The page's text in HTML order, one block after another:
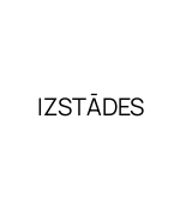
IZSTĀDES